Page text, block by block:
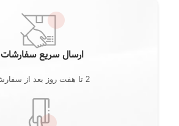
ارسال سریع سفارشات
2 تا هفت روز بعد از سفارش